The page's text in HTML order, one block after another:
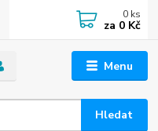
Menu
Hledat
0 ks
za 0 Kč